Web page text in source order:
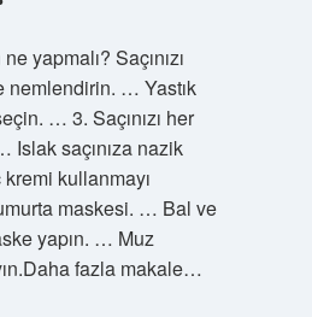
yapmalı? Saçınızı
nemlendirin. … Yastık
… 3. Saçınızı her
Islak saçınıza nazik
kullanmayı
maskesi. … Bal ve
yapın. … Muz
fazla makale…